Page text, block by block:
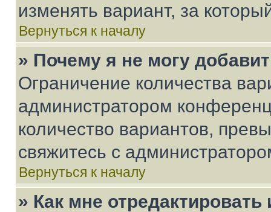
изменять вариант, за
Вернуться к началу
» Почему я не могу
Ограничение количества
администратором
количество вариантов,
свяжитесь с
Вернуться к началу
» Как мне